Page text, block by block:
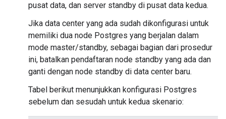
pusat data, dan server standby di pusat data kedua.
Jika data center yang ada sudah dikonfigurasi untuk
memiliki dua node Postgres yang berjalan dalam
mode master/standby, sebagai bagian dari prosedur
ini, batalkan pendaftaran node standby yang ada dan
ganti dengan node standby di data center baru.
Tabel berikut menunjukkan konfigurasi Postgres
sebelum dan sesudah untuk kedua skenario: